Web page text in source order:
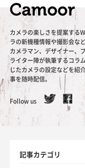
カメラの楽しさを提案する
ラの新機種情報や撮影会な
カメラマン、デザイナー、
ライター陣が執筆するコラ
じたカメラの設定などを紹
事を随時配信。
Follow us
記事カテゴリ